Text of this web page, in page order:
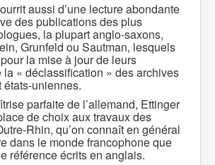
aussi d’une lecture abondante
des publications des plus
la plupart anglo-saxons,
Grunfeld ou Sautman, lesquels
la mise à jour de leurs
la « déclassification » des archives
uniennes.
parfaite de l’allemand, Ettinger
de choix aux travaux des
Rhin, qu’on connaît en général
dans le monde francophone que
référence écrits en anglais.